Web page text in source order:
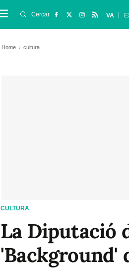
Cercar VA
Home cultura
CULTURA
La Diputació
'Background'